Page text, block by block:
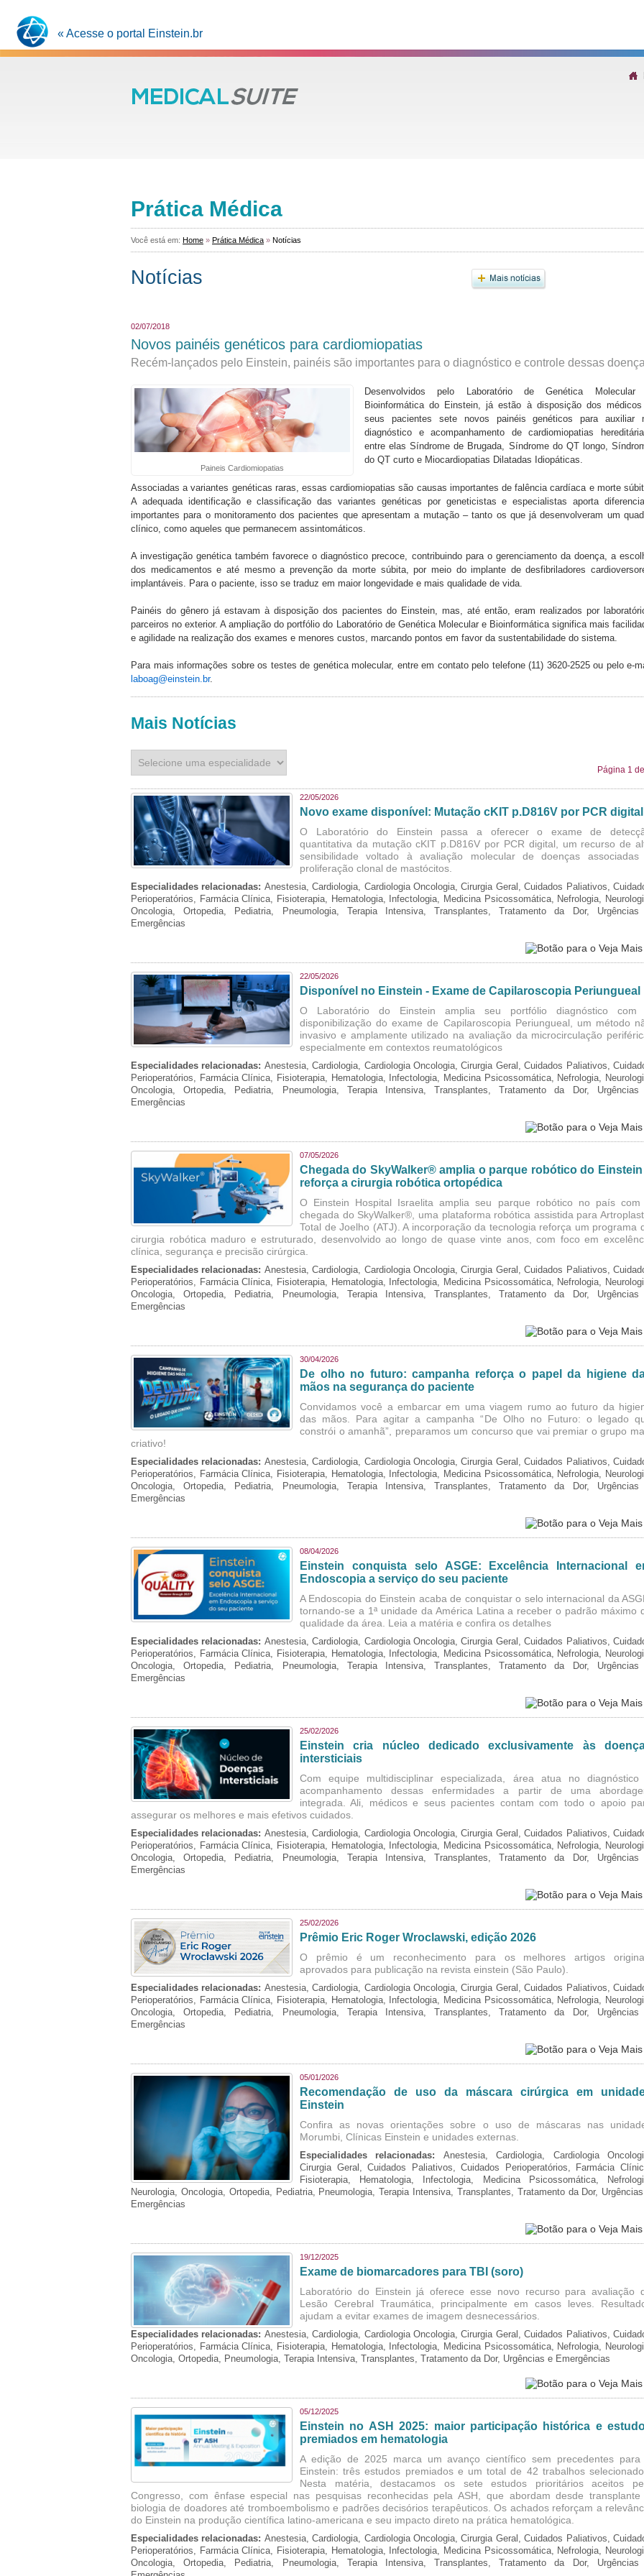
« Acesse o portal Einstein.br
Prática Médica
Você está em: Home » Prática Médica » Notícias
Notícias
02/07/2018
Novos painéis genéticos para cardiomiopatias
Recém-lançados pelo Einstein, painéis são importantes para o diagnóstico e controle dessas
Paineis Cardiomiopatias
​Desenvolvidos pelo Laboratório de Genética
Bioinformática do Einstein, já estão à disposição dos
seus pacientes sete novos painéis genéticos para auxiliar
diagnóstico e acompanhamento de cardiomiopatias
entre elas Síndrome de Brugada, Síndrome do QT longo,
do QT curto e Miocardiopatias Dilatadas Idiopáticas.
Associadas a variantes genéticas raras, essas cardiomiopatias são causas importantes de falência cardíaca e morte
A adequada identificação e classificação das variantes genéticas por geneticistas e especialistas aporta
importantes para o monitoramento dos pacientes que apresentam a mutação – tanto os que já desenvolveram um
clínico, como aqueles que permanecem assintomáticos.
A investigação genética também favorece o diagnóstico precoce, contribuindo para o gerenciamento da doença, a
dos medicamentos e até mesmo a prevenção da morte súbita, por meio do implante de desfibriladores
implantáveis. Para o paciente, isso se traduz em maior longevidade e mais qualidade de vida.
Painéis do gênero já estavam à disposição dos pacientes do Einstein, mas, até então, eram realizados por
parceiros no exterior. A ampliação do portfólio do Laboratório de Genética Molecular e Bioinformática significa mais
e agilidade na realização dos exames e menores custos, marcando pontos em favor da sustentabilidade do sistema.
Para mais informações sobre os testes de genética molecular, entre em contato pelo telefone (11) 3620-2525 ou pelo e-
laboag@einstein.br​.
Mais Notícias
Página 1
22/05/2026
Novo exame disponível: Mutação cKIT p.D816V por PCR digital
O Laboratório do Einstein passa a oferecer o exame de
quantitativa da mutação cKIT p.D816V por PCR digital, um recurso de
sensibilidade voltado à avaliação molecular de doenças
proliferação clonal de mastócitos.
Especialidades relacionadas: Anestesia, Cardiologia, Cardiologia Oncologia, Cirurgia Geral, Cuidados Paliativos,
Perioperatórios, Farmácia Clínica, Fisioterapia, Hematologia, Infectologia, Medicina Psicossomática, Nefrologia,
Oncologia, Ortopedia, Pediatria, Pneumologia, Terapia Intensiva, Transplantes, Tratamento da Dor,
Emergências
22/05/2026
Disponível no Einstein - Exame de Capilaroscopia Periungueal
O Laboratório do Einstein amplia seu portfólio diagnóstico com
disponibilização do exame de Capilaroscopia Periungueal, um método
invasivo e amplamente utilizado na avaliação da microcirculação
especialmente em contextos reumatológicos
Especialidades relacionadas: Anestesia, Cardiologia, Cardiologia Oncologia, Cirurgia Geral, Cuidados Paliativos,
Perioperatórios, Farmácia Clínica, Fisioterapia, Hematologia, Infectologia, Medicina Psicossomática, Nefrologia,
Oncologia, Ortopedia, Pediatria, Pneumologia, Terapia Intensiva, Transplantes, Tratamento da Dor,
Emergências
07/05/2026
Chegada do SkyWalker® amplia o parque robótico do Einstein
reforça a cirurgia robótica ortopédica
O Einstein Hospital Israelita amplia seu parque robótico no país
chegada do SkyWalker®, uma plataforma robótica assistida para
Total de Joelho (ATJ). A incorporação da tecnologia reforça um programa
cirurgia robótica maduro e estruturado, desenvolvido ao longo de quase vinte anos, com foco em
clínica, segurança e precisão cirúrgica.
Especialidades relacionadas: Anestesia, Cardiologia, Cardiologia Oncologia, Cirurgia Geral, Cuidados Paliativos,
Perioperatórios, Farmácia Clínica, Fisioterapia, Hematologia, Infectologia, Medicina Psicossomática, Nefrologia,
Oncologia, Ortopedia, Pediatria, Pneumologia, Terapia Intensiva, Transplantes, Tratamento da Dor,
Emergências
30/04/2026
De olho no futuro: campanha reforça o papel da higiene
mãos na segurança do paciente
Convidamos você a embarcar em uma viagem rumo ao futuro da
das mãos. Para agitar a campanha “De Olho no Futuro: o legado
constrói o amanhã”, preparamos um concurso que vai premiar o grupo
criativo!
Especialidades relacionadas: Anestesia, Cardiologia, Cardiologia Oncologia, Cirurgia Geral, Cuidados Paliativos,
Perioperatórios, Farmácia Clínica, Fisioterapia, Hematologia, Infectologia, Medicina Psicossomática, Nefrologia,
Oncologia, Ortopedia, Pediatria, Pneumologia, Terapia Intensiva, Transplantes, Tratamento da Dor,
Emergências
08/04/2026
Einstein conquista selo ASGE: Excelência Internacional
Endoscopia a serviço do seu paciente
A Endoscopia do Einstein acaba de conquistar o selo internacional da
tornando-se a 1ª unidade da América Latina a receber o padrão máximo
qualidade da área. Leia a matéria e confira os detalhes
Especialidades relacionadas: Anestesia, Cardiologia, Cardiologia Oncologia, Cirurgia Geral, Cuidados Paliativos,
Perioperatórios, Farmácia Clínica, Fisioterapia, Hematologia, Infectologia, Medicina Psicossomática, Nefrologia,
Oncologia, Ortopedia, Pediatria, Pneumologia, Terapia Intensiva, Transplantes, Tratamento da Dor,
Emergências
25/02/2026
Einstein cria núcleo dedicado exclusivamente às
intersticiais
Com equipe multidisciplinar especializada, área atua no diagnóstico
acompanhamento dessas enfermidades a partir de uma
integrada. Ali, médicos e seus pacientes contam com todo o apoio
assegurar os melhores e mais efetivos cuidados.
Especialidades relacionadas: Anestesia, Cardiologia, Cardiologia Oncologia, Cirurgia Geral, Cuidados Paliativos,
Perioperatórios, Farmácia Clínica, Fisioterapia, Hematologia, Infectologia, Medicina Psicossomática, Nefrologia,
Oncologia, Ortopedia, Pediatria, Pneumologia, Terapia Intensiva, Transplantes, Tratamento da Dor,
Emergências
25/02/2026
Prêmio Eric Roger Wroclawski, edição 2026
O prêmio é um reconhecimento para os melhores artigos
aprovados para publicação na revista einstein (São Paulo).
Especialidades relacionadas: Anestesia, Cardiologia, Cardiologia Oncologia, Cirurgia Geral, Cuidados Paliativos,
Perioperatórios, Farmácia Clínica, Fisioterapia, Hematologia, Infectologia, Medicina Psicossomática, Nefrologia,
Oncologia, Ortopedia, Pediatria, Pneumologia, Terapia Intensiva, Transplantes, Tratamento da Dor,
Emergências
05/01/2026
Recomendação de uso da máscara cirúrgica em
Einstein
Confira as novas orientações sobre o uso de máscaras nas
Morumbi, Clínicas Einstein e unidades externas.
Especialidades relacionadas: Anestesia, Cardiologia, Cardiologia
Cirurgia Geral, Cuidados Paliativos, Cuidados Perioperatórios, Farmácia
Fisioterapia, Hematologia, Infectologia, Medicina Psicossomática,
Neurologia, Oncologia, Ortopedia, Pediatria, Pneumologia, Terapia Intensiva, Transplantes, Tratamento da Dor,
Emergências
19/12/2025
Exame de biomarcadores para TBI (soro)
Laboratório do Einstein já oferece esse novo recurso para avaliação
Lesão Cerebral Traumática, principalmente em casos leves.
ajudam a evitar exames de imagem desnecessários.
Especialidades relacionadas: Anestesia, Cardiologia, Cardiologia Oncologia, Cirurgia Geral, Cuidados Paliativos,
Perioperatórios, Farmácia Clínica, Fisioterapia, Hematologia, Infectologia, Medicina Psicossomática, Nefrologia,
Oncologia, Ortopedia, Pneumologia, Terapia Intensiva, Transplantes, Tratamento da Dor, Urgências e Emergências
05/12/2025
Einstein no ASH 2025: maior participação histórica e
premiados em hematologia
A edição de 2025 marca um avanço científico sem precedentes para
Einstein: três estudos premiados e um total de 42 trabalhos
Nesta matéria, destacamos os sete estudos prioritários aceitos
Congresso, com ênfase especial nas pesquisas reconhecidas pela ASH, que abordam desde transplante
biologia de doadores até tromboembolismo e padrões decisórios terapêuticos. Os achados reforçam a
do Einstein na produção científica latino-americana e seu impacto direto na prática hematológica.
Especialidades relacionadas: Anestesia, Cardiologia, Cardiologia Oncologia, Cirurgia Geral, Cuidados Paliativos,
Perioperatórios, Farmácia Clínica, Fisioterapia, Hematologia, Infectologia, Medicina Psicossomática, Nefrologia,
Oncologia, Ortopedia, Pediatria, Pneumologia, Terapia Intensiva, Transplantes, Tratamento da Dor,